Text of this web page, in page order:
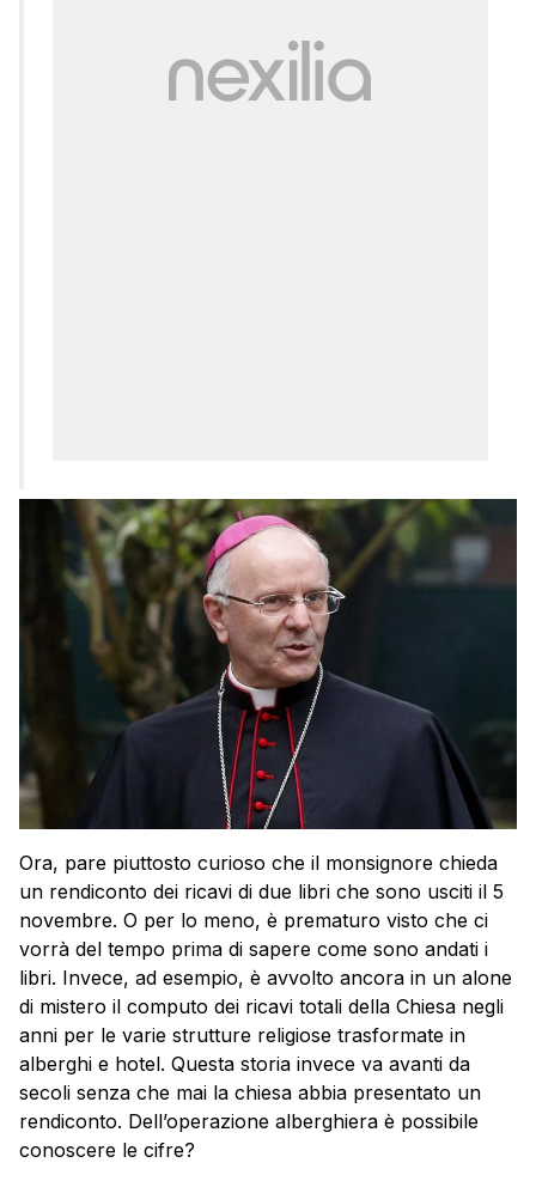
Ora, pare piuttosto curioso che il monsignore chieda
un rendiconto dei ricavi di due libri che sono usciti il 5
novembre. O per lo meno, è prematuro visto che ci
vorrà del tempo prima di sapere come sono andati i
libri. Invece, ad esempio, è avvolto ancora in un alone
di mistero il computo dei ricavi totali della Chiesa negli
anni per le varie strutture religiose trasformate in
alberghi e hotel. Questa storia invece va avanti da
secoli senza che mai la chiesa abbia presentato un
rendiconto. Dell’operazione alberghiera è possibile
conoscere le cifre?